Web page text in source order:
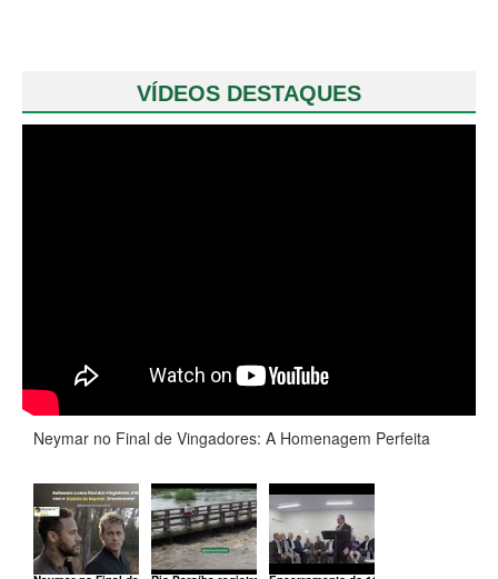
VÍDEOS DESTAQUES
Neymar no Final de Vingadores: A Homenagem Perfeita